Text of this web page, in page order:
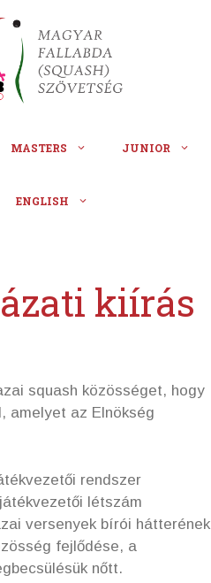
MASTERS JUNIOR
ENGLISH
kiírás
squash közösséget, hogy
amelyet az Elnökség
rendszer
létszám
versenyek bírói hátterének
fejlődése, a
nőtt.